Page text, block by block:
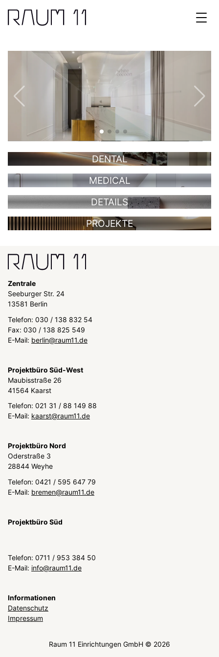
DENTAL
MEDICAL
DETAILS
PROJEKTE
Zentrale
Seeburger Str. 24
13581 Berlin
Telefon: 030 / 138 832 54
Fax: 030 / 138 825 549
E-Mail: berlin@raum11.de
Projektbüro Süd-West
Maubisstraße 26
41564 Kaarst
Telefon: 021 31 / 88 149 88
E-Mail: kaarst@raum11.de
Projektbüro Nord
Oderstraße 3
28844 Weyhe
Telefon: 0421 / 595 647 79
E-Mail: bremen@raum11.de
Projektbüro Süd
Telefon: 0711 / 953 384 50
E-Mail: info@raum11.de
Informationen
Datenschutz
Impressum
Raum 11 Einrichtungen GmbH © 2026